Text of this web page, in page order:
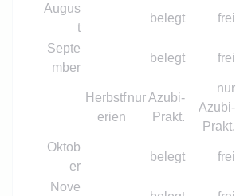
Augus
t
belegt frei
Septe
mber
belegt frei
Herbstf
erien
nur Azubi-
Prakt.
nur
Azubi-
Prakt.
Oktob
er
belegt frei
Nove